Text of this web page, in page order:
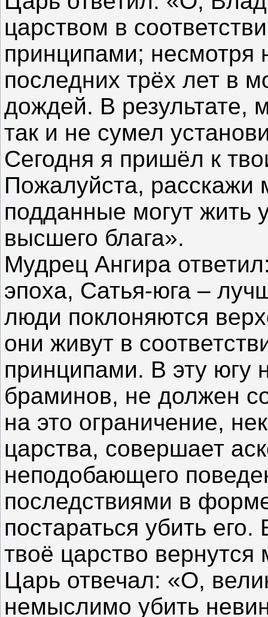
царством в
принципами; несмотря
последних трёх лет в
дождей. В результате,
так и не сумел
Сегодня я пришёл к
Пожалуйста, расскажи
подданные могут жить
высшего блага».
Мудрец Ангира
эпоха, Сатья-юга –
люди поклоняются
они живут в
принципами. В эту югу
браминов, не должен
на это ограничение,
царства, совершает
неподобающего
последствиями в
постараться убить
твоё царство
Царь отвечал: «О,
немыслимо убить